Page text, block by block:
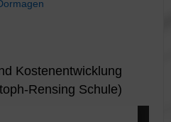
Kostenentwicklung
Rensing Schule)